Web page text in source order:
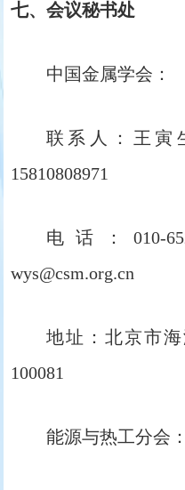
七、会议秘书处
中国金属学会：
联系人：王寅
15810808971
电话：010-
wys@csm.org.cn
地址：北京市
100081
能源与热工分会